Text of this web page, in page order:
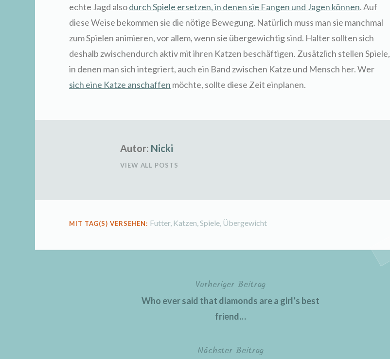
echte Jagd alsodurch Spiele ersetzen, in denen sie Fangen und Jagen können. Auf
diese Weise bekommen sie die nötige Bewegung. Natürlich muss man sie manchmal
zum Spielen animieren, vor allem, wenn sie übergewichtig sind. Halter sollten sich
deshalb zwischendurch aktiv mit ihren Katzen beschäftigen. Zusätzlich stellen Spiele,
in denen man sich integriert, auch ein Band zwischen Katze und Mensch her. Wer
sich eine Katze anschaffen möchte, sollte diese Zeit einplanen.
Autor: Nicki
VIEW ALL POSTS
MIT TAG(S) VERSEHEN: Futter, Katzen,Spiele, Übergewicht
Vorheriger Beitrag
Who ever said that diamonds are a girl’s best
friend…
Nächster Beitrag